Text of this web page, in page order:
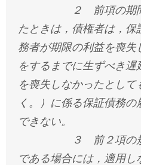
２ 前項の期間内
たときは，債権者は，
務者が期限の利益を喪失
をするまでに生ずべき
を喪失しなかったとし
く。）に係る保証債務
できない。
３ 前２項の規定
である場合には，適用し